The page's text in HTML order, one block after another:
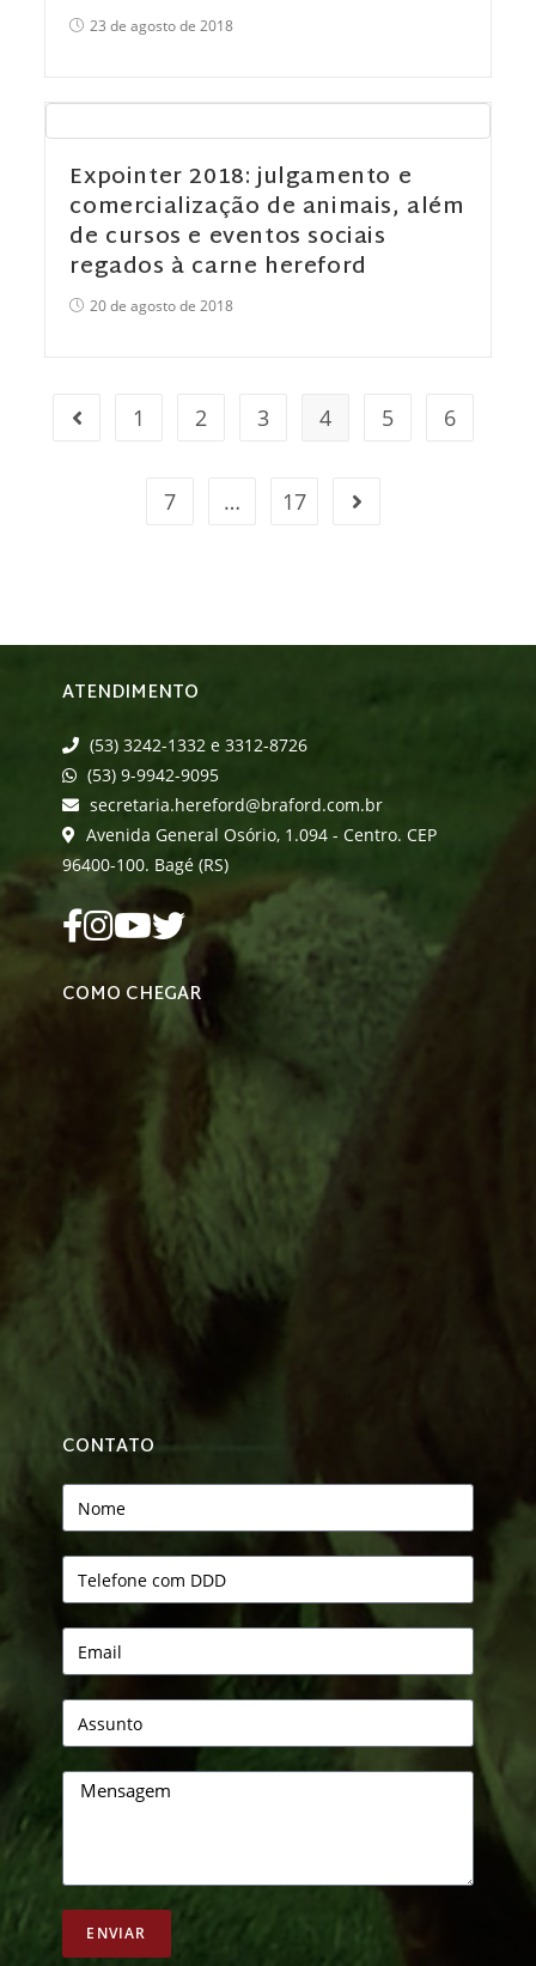
23 de agosto de 2018
Expointer 2018: julgamento e
comercialização de animais, além
de cursos e eventos sociais
regados à carne hereford
20 de agosto de 2018
1 2 3 4 5 6
7 … 17
ATENDIMENTO
(53) 3242-1332 e 3312-8726
(53) 9-9942-9095
secretaria.hereford@braford.com.br
Avenida General Osório, 1.094 - Centro. CEP
96400-100. Bagé (RS)
COMO CHEGAR
CONTATO
ENVIAR